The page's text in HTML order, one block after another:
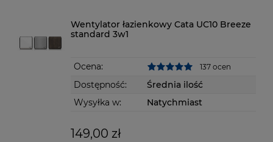
Wentylator łazienkowy Cata UC10 Breeze
standard 3w1
Ocena: 137 ocen
Dostępność:
Średnia ilość
Wysyłka w:
Natychmiast
149,00 zł